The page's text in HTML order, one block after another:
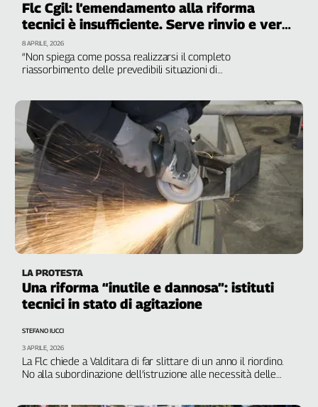
Social
Flc Cgil: l’emendamento alla riforma
tecnici è insufficiente. Serve rinvio e vero
confronto
“Non spiega come possa realizzarsi il completo
riassorbimento delle prevedibili situazioni di
8 APRILE, 2026
LA PROTESTA
Una riforma “inutile e dannosa”: istituti
tecnici in stato di agitazione
La Flc chiede a Valditara di far slittare di un anno il riordino.
No alla subordinazione dell’istruzione alle necessità delle
STEFANO IUCCI
3 APRILE, 2026